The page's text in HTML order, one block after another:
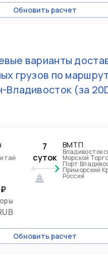
Обновить расчет
варианты
грузов по
Владивосток (за
7
суток
ВМТП
Морской
Порт
Приморский
Россия
Обновить расчет